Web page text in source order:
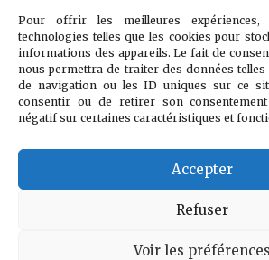
Pour offrir les meilleures
technologies telles que les cookies pour
informations des appareils. Le fait de
nous permettra de traiter des données
de navigation ou les ID uniques sur ce
consentir ou de retirer son
négatif sur certaines caractéristiques et
Accepter
Refuser
Voir les préférences